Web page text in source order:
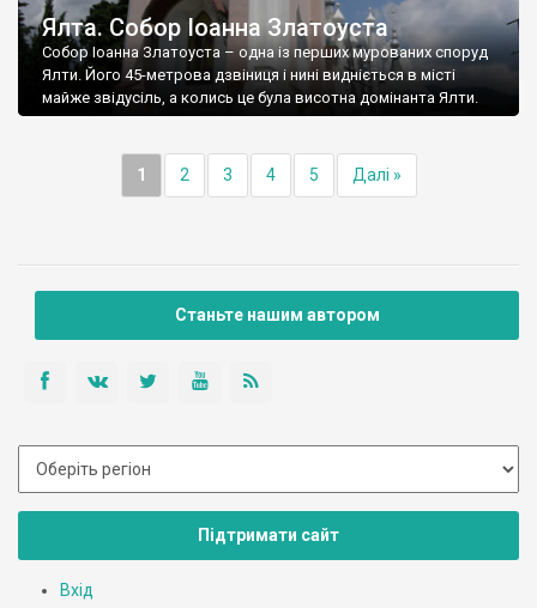
Ялта. Собор Іоанна Златоуста
Собор Іоанна Златоуста – одна із перших мурованих споруд
Ялти. Його 45-метрова дзвіниця і нині видніється в місті
майже звідусіль, а колись це була висотна домінанта Ялти.
1 2 3 4 5 Далі »
Станьте нашим автором
Підтримати сайт
Вхід